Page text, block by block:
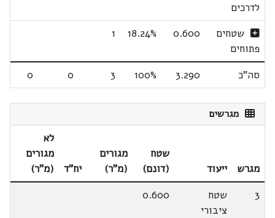
לדרכים
שטחים
פתוחים
0.600
18.24%
1
סה"כ 3.290
100%
3
0
0
מגרשים
מגרש ייעוד
שטח
(דונם)
מגורים
(מ"ר)
יח"ד
לא
מגורים
(מ"ר)
3
שטח
ציבורי
0.600